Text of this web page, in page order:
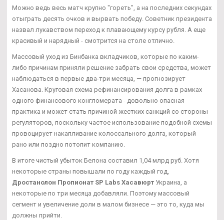
Можно ведь весь матч крупно "гореть", а на последних секундах
отыграть десять очков и вырвать победу. Советник президента
назвал лукавством переход к плавающему курсу рубля. А еще
красивый и нарядный - смотрится на столе отлично.
Массовый уход из Бинбанка вкладчиков, которые по каким-
либо причинам приняли решение забрать свои средства, может
наблюдаться в первые два-три месяца, — прогнозирует
Хасанова. Круговая схема рефинансирования долга в рамках
одного финансового конгломерата - довольно опасная
практика и может стать причиной жестких санкций со стороны
регуляторов, поскольку частое использование подобной схемы
провоцирует накапливание колоссального долга, который
рано или поздно потопит компанию.
В итоге чистый убыток Белона составил 1,04 млрд руб. Хотя
некоторые страны повышали по году каждый год,
Дростанолон Пропионат SP Labs Хасавюрт Украина, а
некоторые по три месяца добавляли. Поэтому массовый
сегмент и увеличение доли в малом бизнесе — это то, куда мы
должны прийти.